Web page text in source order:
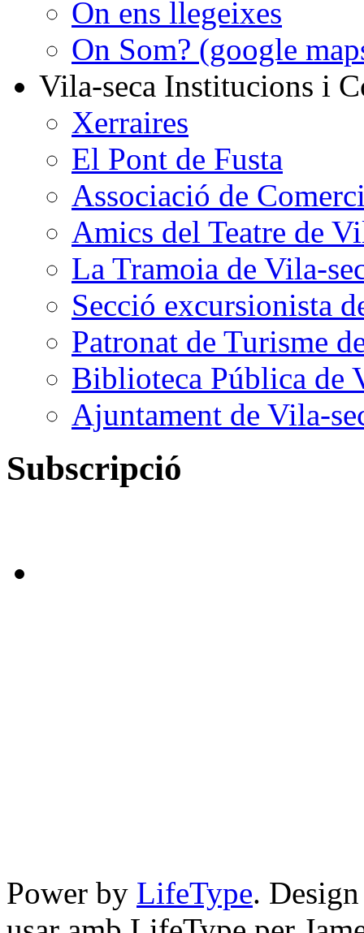
On ens llegeixes
On Som? (google
Vila-seca Institucions i
Xerraires
El Pont de Fusta
Associació de
Amics del Teatre de
La Tramoia de Vila-
Secció excursionista
Patronat de Turisme
Biblioteca Pública de
Ajuntament de Vila-
Subscripció
Power by LifeType.